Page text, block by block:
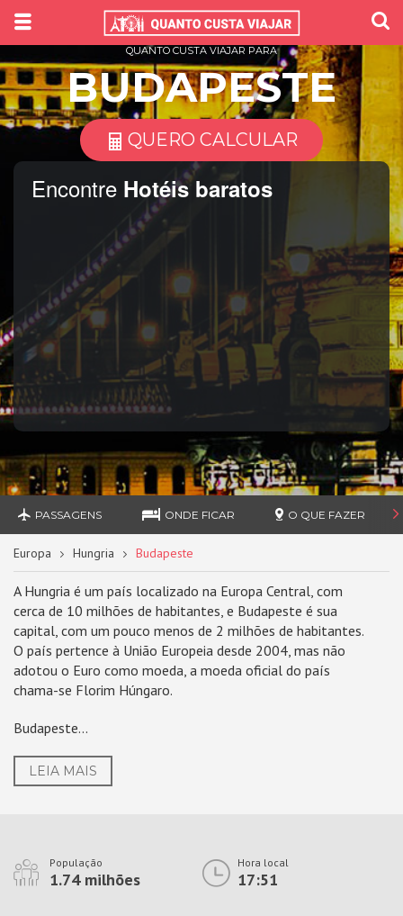
Encontre Hotéis baratos
QUANTO CUSTA VIAJAR PARA
BUDAPESTE
QUERO CALCULAR
PASSAGENS ONDE FICAR O QUE FAZER
Europa Hungria Budapeste
A Hungria é um país localizado na Europa Central, com
cerca de 10 milhões de habitantes, e Budapeste é sua
capital, com um pouco menos de 2 milhões de habitantes.
O país pertence à União Europeia desde 2004, mas não
adotou o Euro como moeda, a moeda oficial do país
chama-se Florim Húngaro.
Budapeste...
LEIA MAIS
População
1.74 milhões
Hora local
17:51